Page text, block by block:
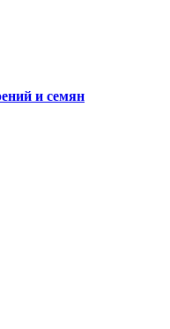
и семян